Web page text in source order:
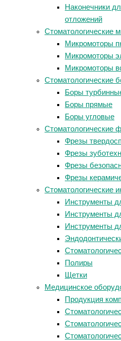
Наконечники
отложений
Стоматологические
Микромоторы
Микромоторы
Микромоторы
Стоматологические
Боры
Боры прямые
Боры угловые
Стоматологические
Фрезы
Фрезы
Фрезы
Фрезы
Стоматологические
Инструменты
Инструменты
Инструменты
Полиры
Щетки
Медицинское
Продукция